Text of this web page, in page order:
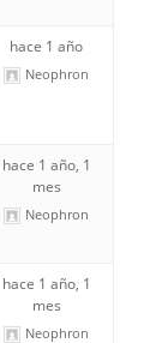
hace 1 año
Neophron
hace 1 año, 1
mes
Neophron
hace 1 año, 1
mes
Neophron